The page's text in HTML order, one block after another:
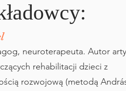
neuroterapeuta. Autor
rehabilitacji dzieci z
rozwojową (metodą